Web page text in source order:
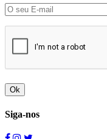
Ok
Siga-nos